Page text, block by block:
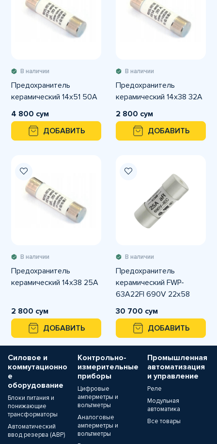
В наличии
Предохранитель
керамический 14х51 50A
4 800 сум
ДОБАВИТЬ
В наличии
Предохранитель
керамический 14х38 32A
2 800 сум
ДОБАВИТЬ
В наличии
Предохранитель
керамический 14х38 25A
2 800 сум
ДОБАВИТЬ
В наличии
Предохранитель
керамический FWP-
63A22FI 690V 22x58
30 700 сум
ДОБАВИТЬ
Силовое и
коммутационно
е
оборудование
Блоки питания и
понижающие
трансформаторы
Автоматический
ввод резерва (АВР)
Контрольно-
измерительные
приборы
Цифровые
амперметры и
вольтметры
Аналоговые
амперметры и
вольтметры
Промышленная
автоматизация
и управление
Реле
Модульная
автоматика
Все товары